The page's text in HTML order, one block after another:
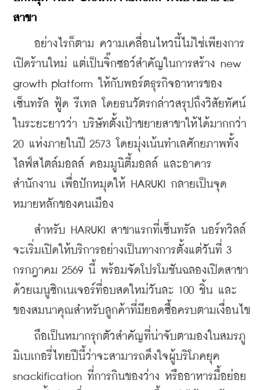
สาขา
อย่างไรก็ตาม ความเคลื่อนไหวนี้ไม่ใช่เพียงการ
เปิดร้านใหม่ แต่เป็นจิ๊กซอว์สำคัญในการสร้าง new
growth platform ให้กับพอร์ตธุรกิจอาหารของ
เซ็นทรัล ฟู้ด รีเทล โดยธนวัตรกล่าวสรุปถึงวิสัยทัศน์
ในระยะยาวว่า บริษัทตั้งเป้าขยายสาขาให้ได้มากกว่า
20 แห่งภายในปี 2573 โดยมุ่งเน้นทำเลศักยภาพทั้ง
ไลฟ์สไตล์มอลล์ คอมมูนิตี้มอลล์ และอาคาร
สำนักงาน เพื่อปักหมุดให้ HARUKI กลายเป็นจุด
หมายหลักของคนเมือง
สำหรับ HARUKI สาขาแรกที่เซ็นทรัล นอร์ทวิลล์
จะเริ่มเปิดให้บริการอย่างเป็นทางการตั้งแต่วันที่ 3
กรกฎาคม 2569 นี้ พร้อมจัดโปรโมชันฉลองเปิดสาขา
ด้วยเมนูซิกเนเจอร์ที่อบสดใหม่วันละ 100 ชิ้น และ
ของสมนาคุณสำหรับลูกค้าที่มียอดซื้อครบตามเงื่อนไข
ถือเป็นหมากรุกตัวสำคัญที่น่าจับตามองในสมรภู
มิเบเกอรี่ไทยปีนี้ว่าจะสามารถดึงใจผู้บริโภคยุค
snackification ที่การกินของว่าง หรืออาหารมื้อย่อย